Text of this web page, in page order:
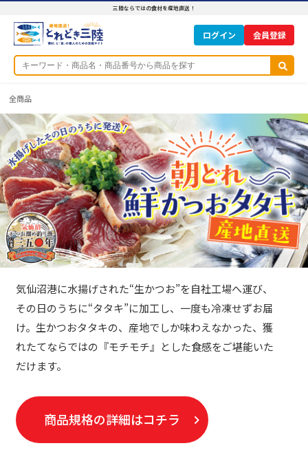
三陸ならではの食材を産地直送！
ログイン
全商品
気仙沼港に水揚げされた“生かつお”を自社工場へ運び、
その日のうちに“タタキ”に加工し、一度も冷凍せずお届
け。生かつおタタキの、産地でしか味わえなかった、獲
れたてならではの『モチモチ』とした食感をご堪能いた
だけます。
商品規格の詳細はコチラ